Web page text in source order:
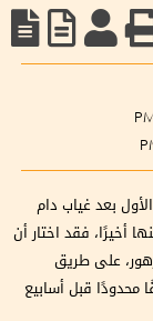
بعد غياب دام
أخيرًا، فقد اختار أن
على طريق
محدودًا قبل أسابيع